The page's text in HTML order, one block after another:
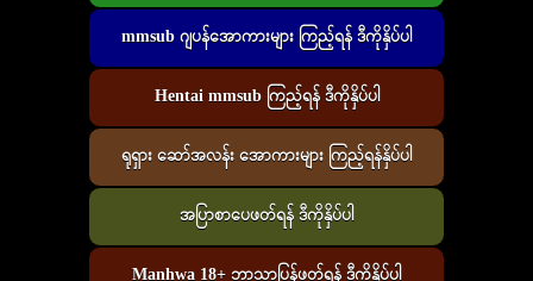
mmsub ဂျပန်အောကားများ ကြည့်ရန် ဒီကိုနှိပ်ပါ
Hentai mmsub ကြည့်ရန် ဒီကိုနှိပ်ပါ
ရုရှား ဆော်အလန်း အောကားများ ကြည့်ရန်နှိပ်ပါ
အပြာစာပေဖတ်ရန် ဒီကိုနှိပ်ပါ